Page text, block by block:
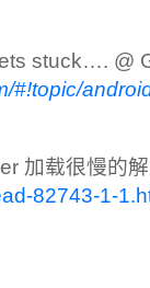
stuck…. @
#!topic/
加载很慢的
82743-1-